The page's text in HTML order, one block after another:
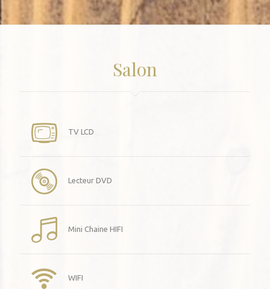
Salon
TV LCD
Lecteur DVD
Mini Chaine HIFI
WIFI